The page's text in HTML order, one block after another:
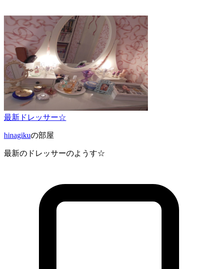
最新ドレッサー☆
hinagikuの部屋
最新のドレッサーのようす☆